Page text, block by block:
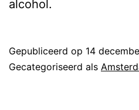
alcohol.
Gepubliceerd op 14
Gecategoriseerd als